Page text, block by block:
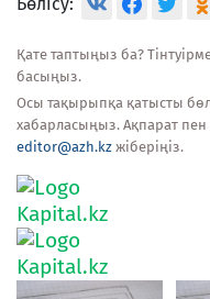
Қате таптыңыз ба?
басыңыз.
Осы тақырыпқа қатысты
хабарласыңыз. Ақпарат
editor@azh.kz жіберіңіз.